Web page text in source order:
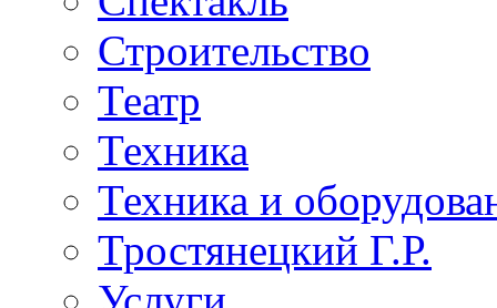
Строительство
Театр
Техника
Техника и
Тростянецкий Г.Р.